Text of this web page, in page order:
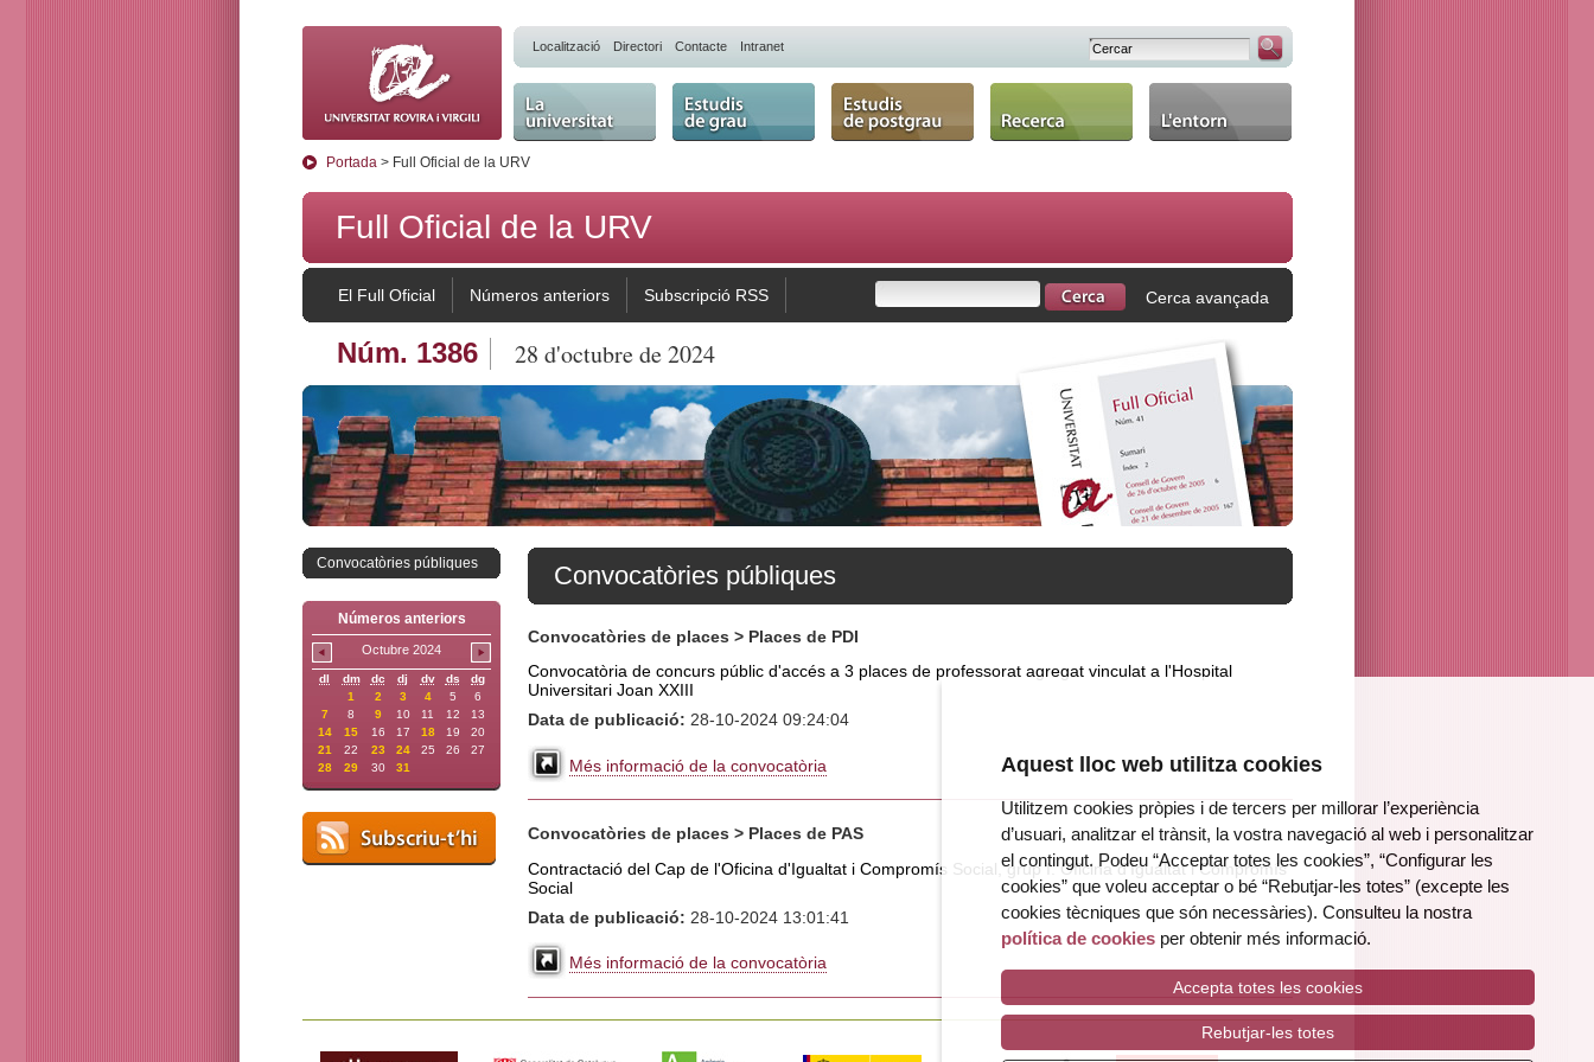
Localització Directori Contacte Intranet
La Universitat Estudis de grau
Estudis de
postgrau
Recerca L'entorn
Portada > Full Oficial de la URV
Full Oficial de la URV
El Full Oficial Números anteriors Subscripció RSS Cerca avançada
Núm. 1386 28 d'octubre de 2024
Convocatòries públiques
Números anteriors
Octubre 2024
dl dm dc dj dv ds
dg
1
2 3 4 5
6
7
8 9 10 11 12
13
14
15 16 17 18 19
20
21
22 23 24 25 26
27
28
29 30 31
Convocatòries públiques
Convocatòries de places > Places de PDI
Convocatòria de concurs públic d'accés a 3 places de professorat agregat vinculat a l'Hospital
Universitari Joan XXIII
Data de publicació: 28-10-2024 09:24:04
Més informació de la convocatòria
Convocatòries de places > Places de PAS
Contractació del Cap de l'Oficina d'Igualtat i Compromís Social, grup I. Oficina d'Igualtat i Compromís
Social
Data de publicació: 28-10-2024 13:01:41
Més informació de la convocatòria
Aquest lloc web utilitza cookies
Utilitzem cookies pròpies i de tercers per millorar l’experiència
d’usuari, analitzar el trànsit, la vostra navegació al web i personalitzar
el contingut. Podeu “Acceptar totes les cookies”, “Configurar les
cookies” que voleu acceptar o bé “Rebutjar-les totes” (excepte les
cookies tècniques que són necessàries). Consulteu la nostra
política de cookies per obtenir més informació.
Accepta totes les cookies
Rebutjar-les totes